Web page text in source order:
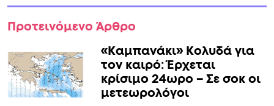
Προτεινόμενο Άρθρο
«Καμπανάκι» Κολυδά για
τον καιρό: Έρχεται
κρίσιμο 24ωρο – Σε σοκ οι
μετεωρολόγοι